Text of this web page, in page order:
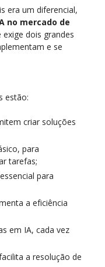
era um diferencial,
no mercado de
dois grandes
e se
estão:
criar soluções
para
tarefas;
para
a eficiência
em IA, cada vez
a resolução de